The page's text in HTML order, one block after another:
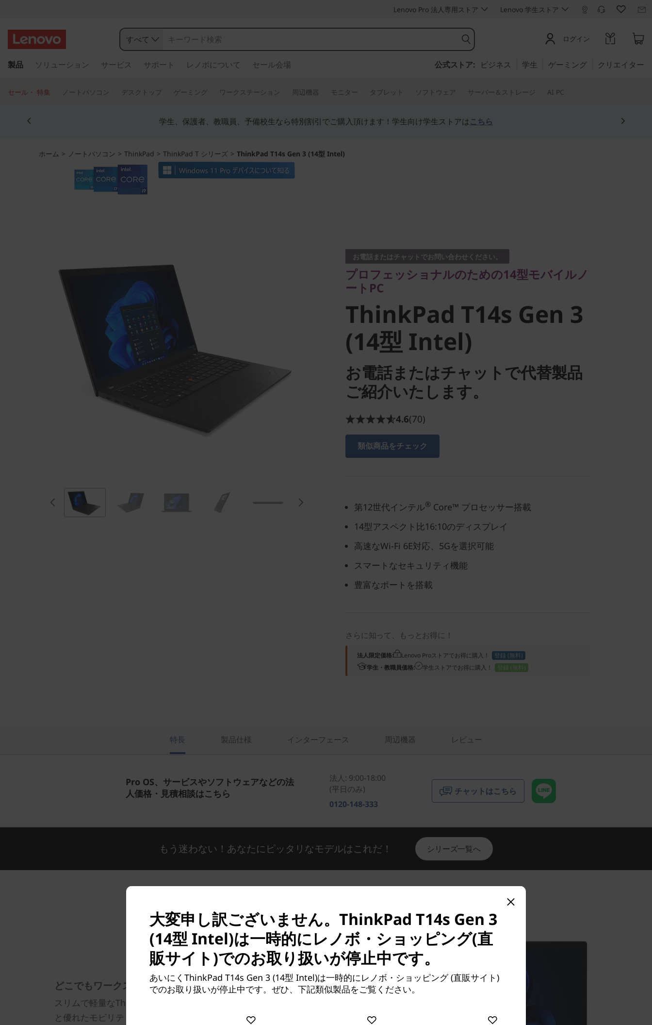
h
n
k
Lenovo Pro 法人専用ストア Lenovo 学生ストア
イ
ン
すべて ログイン
製品 ソリューション サービス サポート レノボについて セール会場 公式ストア: ビジネス 学生 ゲーミング クリエイター
セール・ 特集 ノートパソコン デスクトップ ゲーミング ワークステーション 周辺機器 モニター タブレット ソフトウェア サーバー＆ストレージ AI PC
学生、保護者、教職員、予備校生なら特別割引でご購入頂けます！学生向け学生ストアはこちら
ホーム > ノートパソコン > ThinkPad > ThinkPad T シリーズ > ThinkPad T14s Gen 3 (14型 Intel)
ートPC
ThinkPad T14s Gen
3 (14型 Intel)
お電話またはチャットでお問い合わせください。
プロフェッショナルのための14型モバイルノ
ートPC
ThinkPad T14s Gen 3
(14型 Intel)
お電話またはチャットで代替製品
ご紹介いたします。
4.6(70)
類似商品をチェック
第12世代インテル® Core™ プロセッサー搭載
14型アスペクト比16:10のディスプレイ
高速なWi-Fi 6E対応、5Gを選択可能
スマートなセキュリティ機能
豊富なポートを搭載
さらに知って、もっとお得に！
法人限定価格: Lenovo Proストアでお得に購入！
登録 (無料)
学生・教職員価格:
学生ストアでお得に購入！ 登録 (無料)
特長 製品仕様 インターフェース 周辺機器 レビュー
Pro OS、サービスやソフトウェアなどの法
人価格・見積相談はこちら
法人: 9:00-18:00
(平日のみ)
0120-148-333
チャットはこちら
もう迷わない！あなたにピッタリなモデルはこれだ！ シリーズ一覧へ
どこでもワークスペースに
スリムで軽量なThinkPad T14s Gen 3 は、パワフルなパフォーマンス
と優れたモビリティを備えています。第12世代インテル
大変申し訳ございません。ThinkPad T14s Gen 3
(14型 Intel)は一時的にレノボ・ショッピング(直
販サイト)でのお取り扱いが停止中です。
あいにくThinkPad T14s Gen 3 (14型 Intel)は一時的にレノボ・ショッピング (直販サイト)
でのお取り扱いが停止中です。ぜひ、下記類似製品をご覧ください。